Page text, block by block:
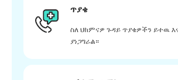
ጥያቄ
ስለ ህክምናዎ ጉዳይ ጥያቄዎችን ይተዉ
ያነጋግራል።